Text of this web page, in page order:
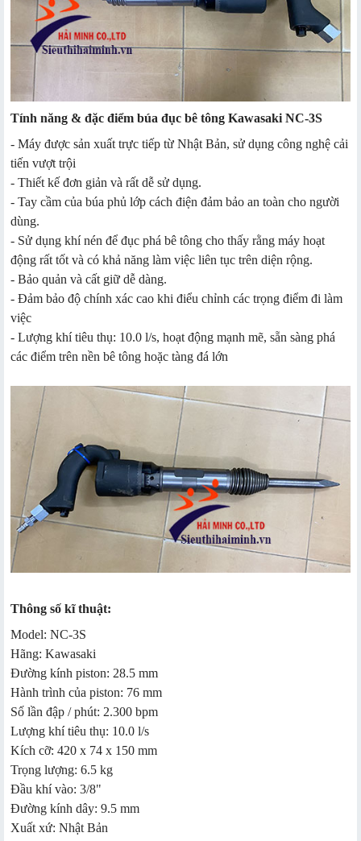
Tính năng & đặc điểm búa đục bê tông Kawasaki NC-3S
- Máy được sản xuất trực tiếp từ Nhật Bản, sử dụng công nghệ cải
tiến vượt trội
- Thiết kế đơn giản và rất dễ sử dụng.
- Tay cầm của búa phủ lớp cách điện đảm bảo an toàn cho người
dùng.
- Sử dụng khí nén để đục phá bê tông cho thấy rằng máy hoạt
động rất tốt và có khả năng làm việc liên tục trên diện rộng.
- Bảo quản và cất giữ dễ dàng.
- Đảm bảo độ chính xác cao khi điểu chỉnh các trọng điểm đi làm
việc
- Lượng khí tiêu thụ: 10.0 l/s, hoạt động mạnh mẽ, sẵn sàng phá
các điểm trên nền bê tông hoặc tàng đá lớn
Thông số kĩ thuật:
Model: NC-3S
Hãng: Kawasaki
Đường kính piston: 28.5 mm
Hành trình của piston: 76 mm
Số lần đập / phút: 2.300 bpm
Lượng khí tiêu thụ: 10.0 l/s
Kích cỡ: 420 x 74 x 150 mm
Trọng lượng: 6.5 kg
Đầu khí vào: 3/8"
Đường kính dây: 9.5 mm
Xuất xứ: Nhật Bản